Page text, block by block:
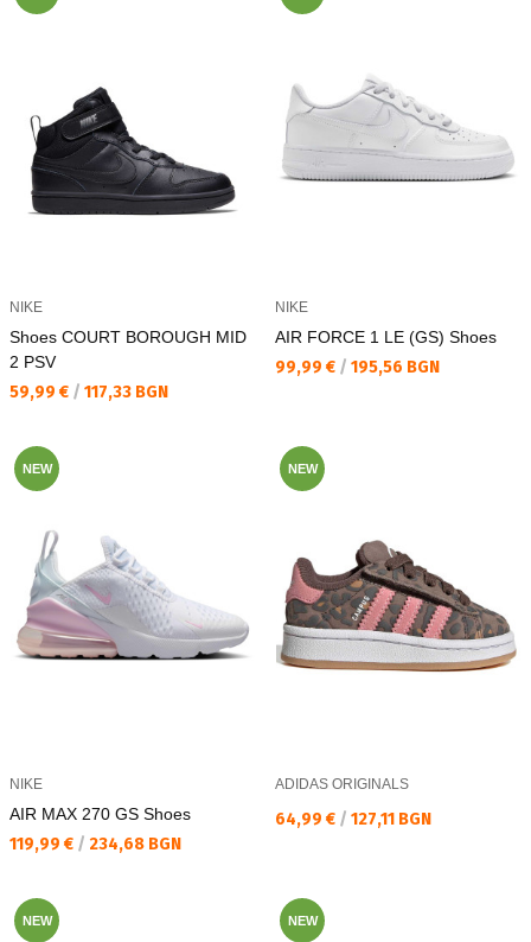
NIKE
Shoes COURT BOROUGH MID
2 PSV
Текуща цена:
59,99 € / 117,33 BGN
NIKE
AIR FORCE 1 LE (GS) Shoes
Текуща цена:
99,99 € / 195,56 BGN
NEW
NIKE
AIR MAX 270 GS Shoes
Текуща цена:
119,99 € / 234,68 BGN
NEW
ADIDAS ORIGINALS
Текуща цена:
64,99 € / 127,11 BGN
NEW NEW